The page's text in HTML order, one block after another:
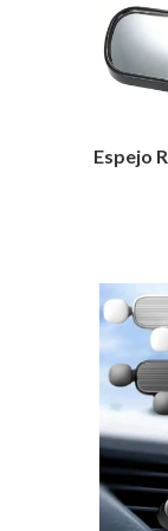
Espejo